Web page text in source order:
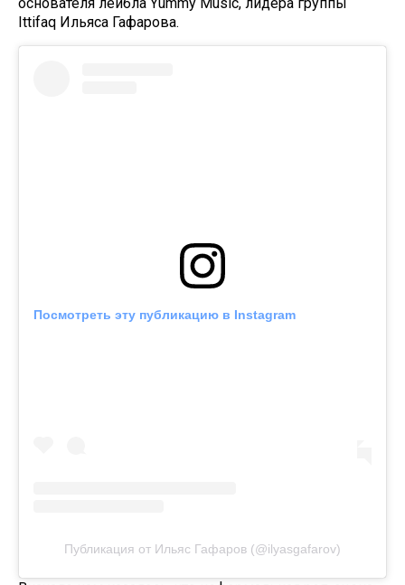
Ittifaq Ильяса Гафарова.
Посмотреть эту публикацию в Instagram
Публикация от Ильяс Гафаров (@ilyasgafarov)